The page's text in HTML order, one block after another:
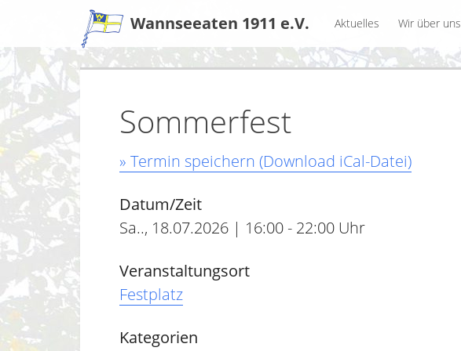
Wannseeaten 1911 e.V. Aktuelles Wir über uns
Sommerfest
» Termin speichern (Download iCal-Datei)
Datum/Zeit
Sa.., 18.07.2026 | 16:00 - 22:00 Uhr
Veranstaltungsort
Festplatz
Kategorien